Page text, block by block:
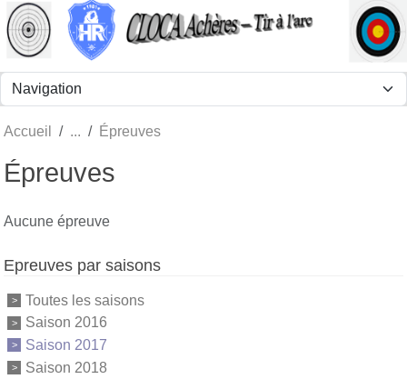
Accueil Épreuves
Épreuves
Aucune épreuve
Epreuves par saisons
Toutes les saisons
Saison 2016
Saison 2017
Saison 2018
Panneau de gestion des cookies